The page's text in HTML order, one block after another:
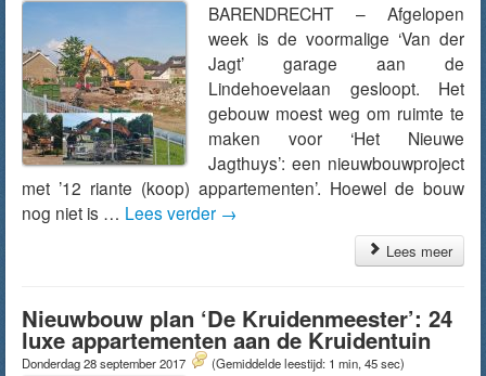
BARENDRECHT – Afgelopen
week is de voormalige ‘Van der
Jagt’ garage aan de
Lindehoevelaan gesloopt. Het
gebouw moest weg om ruimte te
maken voor ‘Het Nieuwe
Jagthuys’: een nieuwbouwproject
met ’12 riante (koop) appartementen’. Hoewel de bouw
nog niet is … Lees verder →
Lees meer
Nieuwbouw plan ‘De Kruidenmeester’: 24
luxe appartementen aan de Kruidentuin
Donderdag 28 september 2017 (Gemiddelde leestijd: 1 min, 45 sec)